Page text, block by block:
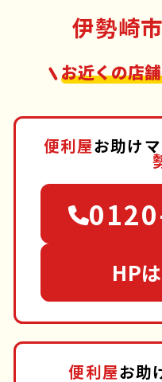
伊勢崎市
お近くの店
便利屋お助け
HP
便利屋お助